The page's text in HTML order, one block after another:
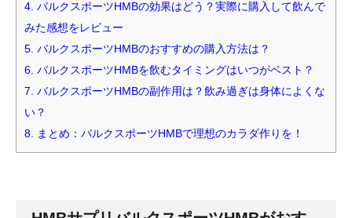
4. バルクスポーツHMBの効果はどう？実際に購入して飲んで
みた感想をレビュー
5. バルクスポーツHMBのおすすめの購入方法は？
6. バルクスポーツHMBを飲むタイミングはいつがベスト？
7. バルクスポーツHMBの副作用は？飲み過ぎは身体によくな
い？
8. まとめ：バルクスポーツHMBで理想のカラダ作りを！